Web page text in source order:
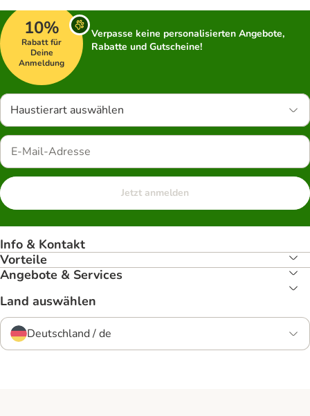
10%
Rabatt für
Deine
Anmeldung
Verpasse keine personalisierten Angebote,
Rabatte und Gutscheine!
Haustierart auswählen
Jetzt anmelden
Info & Kontakt
Vorteile
Angebote & Services
Land auswählen
Deutschland / de